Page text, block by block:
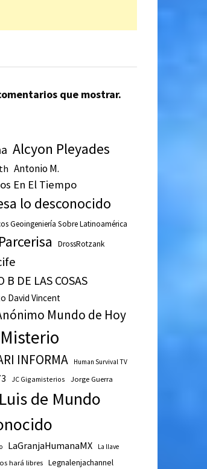
que mostrar.
Alcyon Pleyades
Antonio M.
En El Tiempo
lo desconocido
Geoingeniería Sobre Latinoamérica
DrossRotzank
B DE LAS COSAS
David Vincent
Mundo de Hoy
INFORMA Human Survival TV
JC Gigamisterios Jorge Guerra
de Mundo
LaGranjaHumanaMX La llave
hará libres Legnalenjachannel